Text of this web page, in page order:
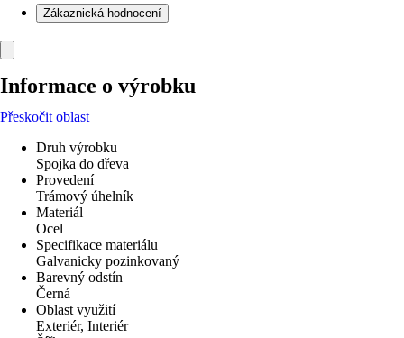
Zákaznická hodnocení
Informace o výrobku
Přeskočit oblast
Druh výrobku
Spojka do dřeva
Provedení
Trámový úhelník
Materiál
Ocel
Specifikace materiálu
Galvanicky pozinkovaný
Barevný odstín
Černá
Oblast využití
Exteriér, Interiér